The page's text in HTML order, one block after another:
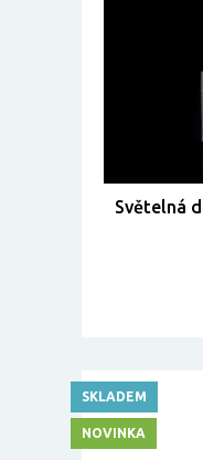
Světelná
SKLADEM
NOVINKA